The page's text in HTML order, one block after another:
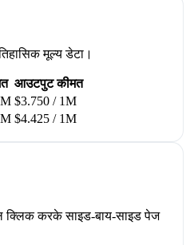
मूल्य डेटा।
आउटपुट कीमत
$3.750 / 1M
$4.425 / 1M
क्लिक करके साइड-बाय-साइड पेज